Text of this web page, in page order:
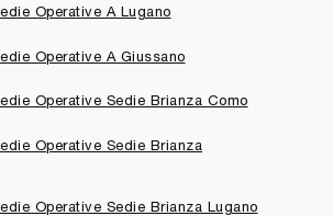
Operative A Lugano
Operative A Giussano
Operative Sedie Brianza Como
Operative Sedie Brianza
Operative Sedie Brianza Lugano